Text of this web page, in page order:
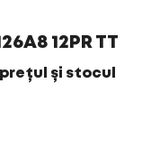
12PR TT
și stocul